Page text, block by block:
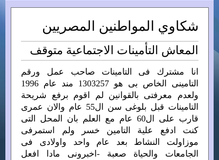
شكاوي المواطنين المصريين
المعاش التأمينات الاجتماعية متوقف
انا مشترك فى التامينات صاحب عمل ورقم
التامينى الخاص بى هو 1303257 مند عام 1996
ولعدم معرفتى بالقوانين لم اقوم برفع شريحة
التامينات قبل بلوغى سن ال55 عام والان عمرى
قارب على ال60 عام مع العلم بان المحل التى
كنت ادفع علية التامين خسر ولم استمرفى
موزاولت النشاط بعد عام واحد واولادى فى
الجامعات والحياة صعبة -اخبرونى مادا افعل